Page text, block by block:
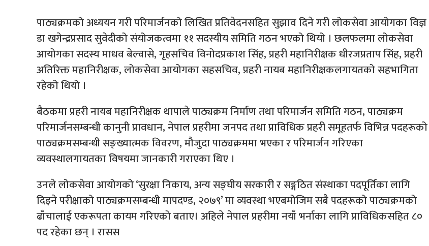
पाठ्यक्रमको अध्ययन गरी परिमार्जनको लिखित प्रतिवेदनसहित सुझाव दिने गरी लोकसेवा आयोगका विज्ञ
डा खगेन्द्रप्रसाद सुवेदीको संयोजकत्वमा ११ सदस्यीय समिति गठन भएको थियो । छलफलमा लोकसेवा
आयोगका सदस्य माधव बेल्वासे, गृहसचिव विनोदप्रकाश सिंह, प्रहरी महानिरीक्षक धीरजप्रताप सिंह, प्रहरी
अतिरिक्त महानिरीक्षक, लोकसेवा आयोगका सहसचिव, प्रहरी नायब महानिरीक्षकलगायतको सहभागिता
रहेको थियो ।
बैठकमा प्रहरी नायब महानिरीक्षक थापाले पाठ्यक्रम निर्माण तथा परिमार्जन समिति गठन, पाठ्यक्रम
परिमार्जनसम्बन्धी कानुनी प्रावधान, नेपाल प्रहरीमा जनपद तथा प्राविधिक प्रहरी समूहतर्फ विभिन्न पदहरूको
पाठ्यक्रमसम्बन्धी सङ्ख्यात्मक विवरण, मौजुदा पाठ्यक्रममा भएका र परिमार्जन गरिएका
व्यवस्थालगायतका विषयमा जानकारी गराएका थिए ।
उनले लोकसेवा आयोगको ‘सुरक्षा निकाय, अन्य सङ्घीय सरकारी र सङ्गठित संस्थाका पदपूर्तिका लागि
दिइने परीक्षाको पाठ्यक्रमसम्बन्धी मापदण्ड, २०७९’ मा व्यवस्था भएबमोजिम सबै पदहरूको पाठ्यक्रमको
ढाँचालाई एकरूपता कायम गरिएको बताए। अहिले नेपाल प्रहरीमा नयाँ भर्नाका लागि प्राविधिकसहित ८०
पद रहेका छन् । रासस